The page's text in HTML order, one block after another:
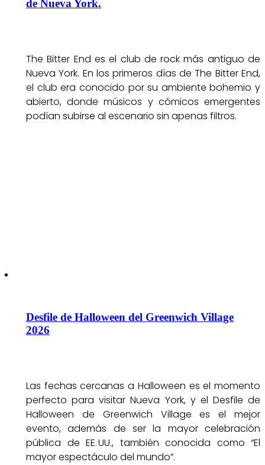
de Nueva York.
The Bitter End es el club de rock más antiguo de
Nueva York. En los primeros días de The Bitter End,
el club era conocido por su ambiente bohemio y
abierto, donde músicos y cómicos emergentes
podían subirse al escenario sin apenas filtros.
Desfile de Halloween del Greenwich Village
2026
Las fechas cercanas a Halloween es el momento
perfecto para visitar Nueva York, y el Desfile de
Halloween de Greenwich Village es el mejor
evento, además de ser la mayor celebración
pública de EE. UU., también conocida como “El
mayor espectáculo del mundo”.